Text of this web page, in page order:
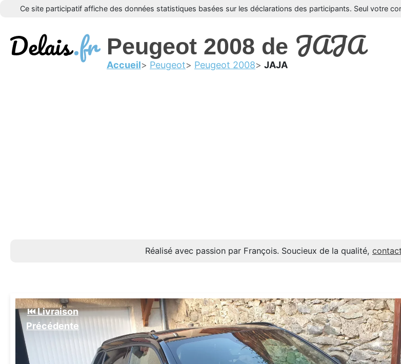
Ce site participatif affiche des données statistiques basées sur les déclarations des participants. Seul votre
Peugeot 2008 de JAJA
Accueil Peugeot Peugeot 2008 JAJA
Réalisé avec passion par François. Soucieux de la qualité,
⏮️ Livraison
Précédente